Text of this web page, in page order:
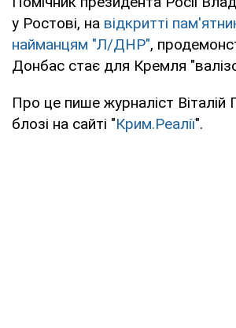
у Ростові, на відкритті
найманцям "Л/ДНР",
Донбас стає для Кремля
Про це пише журналіст Віталій
блозі на сайті "Крим.Реалії".